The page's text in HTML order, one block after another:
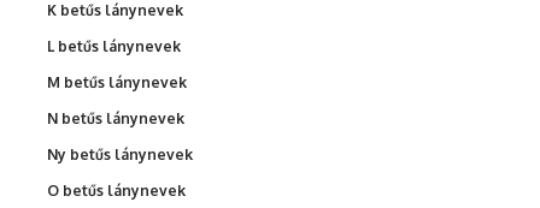
K betűs lánynevek
L betűs lánynevek
M betűs lánynevek
N betűs lánynevek
Ny betűs lánynevek
O betűs lánynevek